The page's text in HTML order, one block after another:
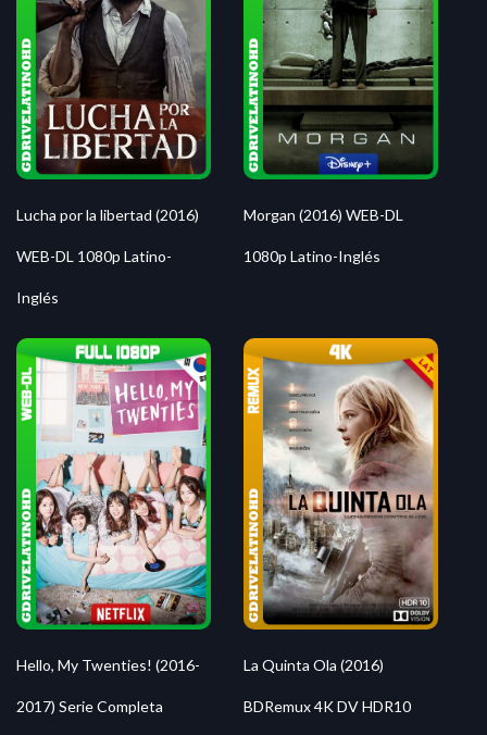
Lucha por la libertad (2016)
WEB-DL 1080p Latino-
Inglés
Morgan (2016) WEB-DL
1080p Latino-Inglés
Hello, My Twenties! (2016-
2017) Serie Completa
La Quinta Ola (2016)
BDRemux 4K DV HDR10